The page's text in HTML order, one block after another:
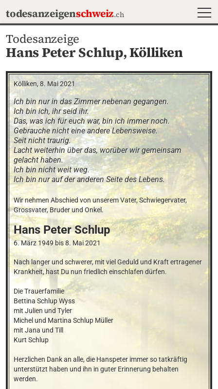
todesanzeigenschweiz.ch
Todesanzeige
Hans Peter Schlup,Kölliken
Kölliken, 8. Mai 2021
Ich bin nur in das Zimmer nebenan gegangen.
Ich bin ich, ihr seid ihr.
Das, was ich für euch war, bin ich immer noch.
Gebrauche nicht eine andere Lebensweise.
Seit nicht traurig.
Lacht weiterhin über das, worüber wir gemeinsam
gelacht haben.
Ich bin nicht weit weg.
Ich bin nur auf der anderen Seite des Lebens.
Wir nehmen Abschied von unserem Vater, Schwiegervater,
Grossvater, Bruder und Onkel.
Hans Peter Schlup
6. März 1949 bis8. Mai 2021
Nach langer und schwerer, mit viel Geduld und Kraft ertragener
Krankheit, hast Du nun friedlich einschlafen dürfen.
Die Trauerfamilie
Bettina Schlup Wyss
mit Julien und Tyler
Michel und Martina Schlup Müller
mit Jana und Till
Kurt Schlup
Herzlichen Dank an alle, die Hanspeter immer so tatkräftig
unterstützt haben und ihn in guter Erinnerung behalten
werden.